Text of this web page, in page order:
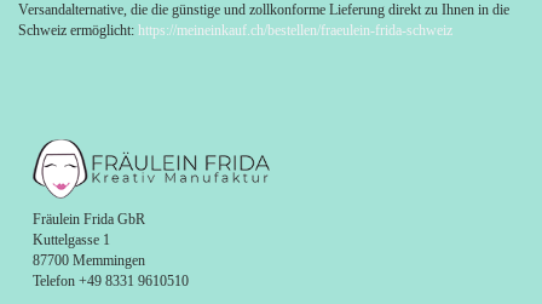
Versandalternative, die die günstige und zollkonforme Lieferung direkt zu Ihnen in die
Schweiz ermöglicht: https://meineinkauf.ch/bestellen/fraeulein-frida-schweiz
Fräulein Frida GbR
Kuttelgasse 1
87700 Memmingen
Telefon +49 8331 9610510